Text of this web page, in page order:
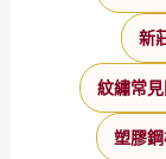
新
紋繡常
塑膠